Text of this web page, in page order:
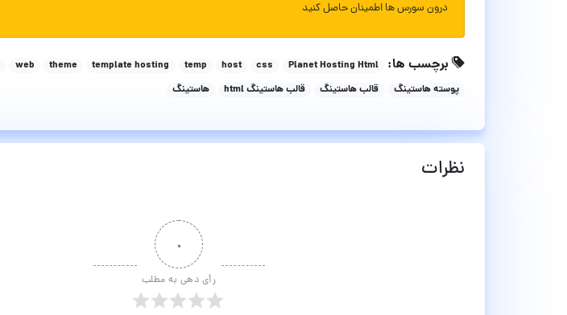
درون سورس ها اطمینان حاصل کنید
برچسب ها: Planet Hosting Html
css
host
temp
template hosting
theme
web
پوسته هاستینگ
قالب هاستینگ قالب هاستینگ html هاستينگ
نظرات
۰
رأی دهی به مطلب